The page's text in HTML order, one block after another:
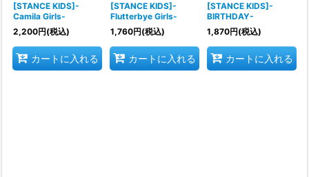
[STANCE KIDS]-
Camila Girls-
2,200円(税込)
カートに入れる
[STANCE KIDS]-
Flutterbye Girls-
1,760円(税込)
カートに入れる
[STANCE KIDS]-
BIRTHDAY-
1,870円(税込)
カートに入れる